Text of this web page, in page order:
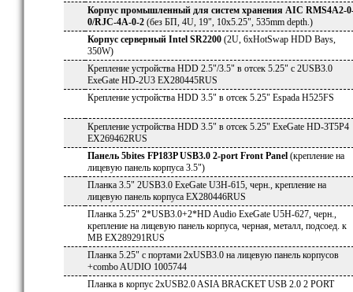
Корпус промышленный для систем хранения AIC RMS4A2-
0/RJC-4A-0-2 (без БП, 4U, 19", 10x5.25", 535mm depth.)
Корпус серверный Intel SR2200 (2U, 6xHotSwap HDD Bays,
350W)
Крепление устройства HDD 2.5"/3.5" в отсек 5.25" с 2USB3.0
ExeGate HD-2U3 EX280445RUS
Крепление устройства HDD 3.5" в отсек 5.25" Espada H525FS
Крепление устройства HDD 3.5" в отсек 5.25" ExeGate HD-3T5P4
EX269462RUS
Панель 5bites FP183P USB3.0 2-port Front Panel (крепление на
лицевую панель корпуса 3.5")
Планка 3.5" 2USB3.0 ExeGate U3H-615, черн., крепление на
лицевую панель корпуса EX280446RUS
Планка 5.25" 2*USB3.0+2*HD Audio ExeGate U5H-627, черн.,
крепление на лицевую панель корпуса, черная, металл, подсоед. к
MB EX289291RUS
Планка 5.25" с портами 2xUSB3.0 на лицевую панель корпусов
+combo AUDIO 1005744
Планка в корпус 2xUSB2.0 ASIA BRACKET USB 2.0 2 PORT